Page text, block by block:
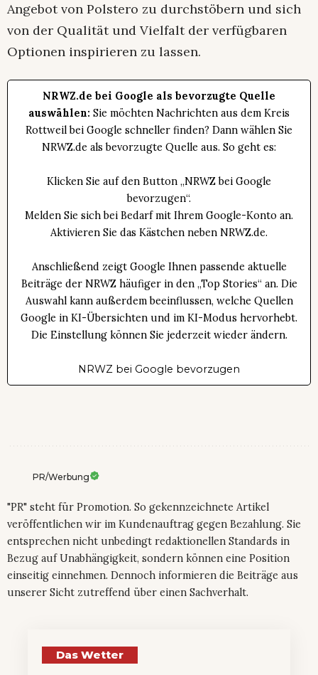
Angebot von Polstero zu durchstöbern und sich
von der Qualität und Vielfalt der verfügbaren
Optionen inspirieren zu lassen.
NRWZ.de bei Google als bevorzugte Quelle
auswählen: Sie möchten Nachrichten aus dem Kreis
Rottweil bei Google schneller finden? Dann wählen Sie
NRWZ.de als bevorzugte Quelle aus. So geht es:
Klicken Sie auf den Button „NRWZ bei Google
bevorzugen“.
Melden Sie sich bei Bedarf mit Ihrem Google-Konto an.
Aktivieren Sie das Kästchen neben NRWZ.de.
Anschließend zeigt Google Ihnen passende aktuelle
Beiträge der NRWZ häufiger in den „Top Stories“ an. Die
Auswahl kann außerdem beeinflussen, welche Quellen
Google in KI-Übersichten und im KI-Modus hervorhebt.
Die Einstellung können Sie jederzeit wieder ändern.
NRWZ bei Google bevorzugen
PR/Werbung
"PR" steht für Promotion. So gekennzeichnete Artikel
veröffentlichen wir im Kundenauftrag gegen Bezahlung. Sie
entsprechen nicht unbedingt redaktionellen Standards in
Bezug auf Unabhängigkeit, sondern können eine Position
einseitig einnehmen. Dennoch informieren die Beiträge aus
unserer Sicht zutreffend über einen Sachverhalt.
Das Wetter